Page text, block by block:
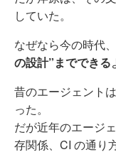
していた。
なぜなら今の時代、
の設計”までできる
昔のエージェント
った。
だが近年のエージ
存関係、CI の通り